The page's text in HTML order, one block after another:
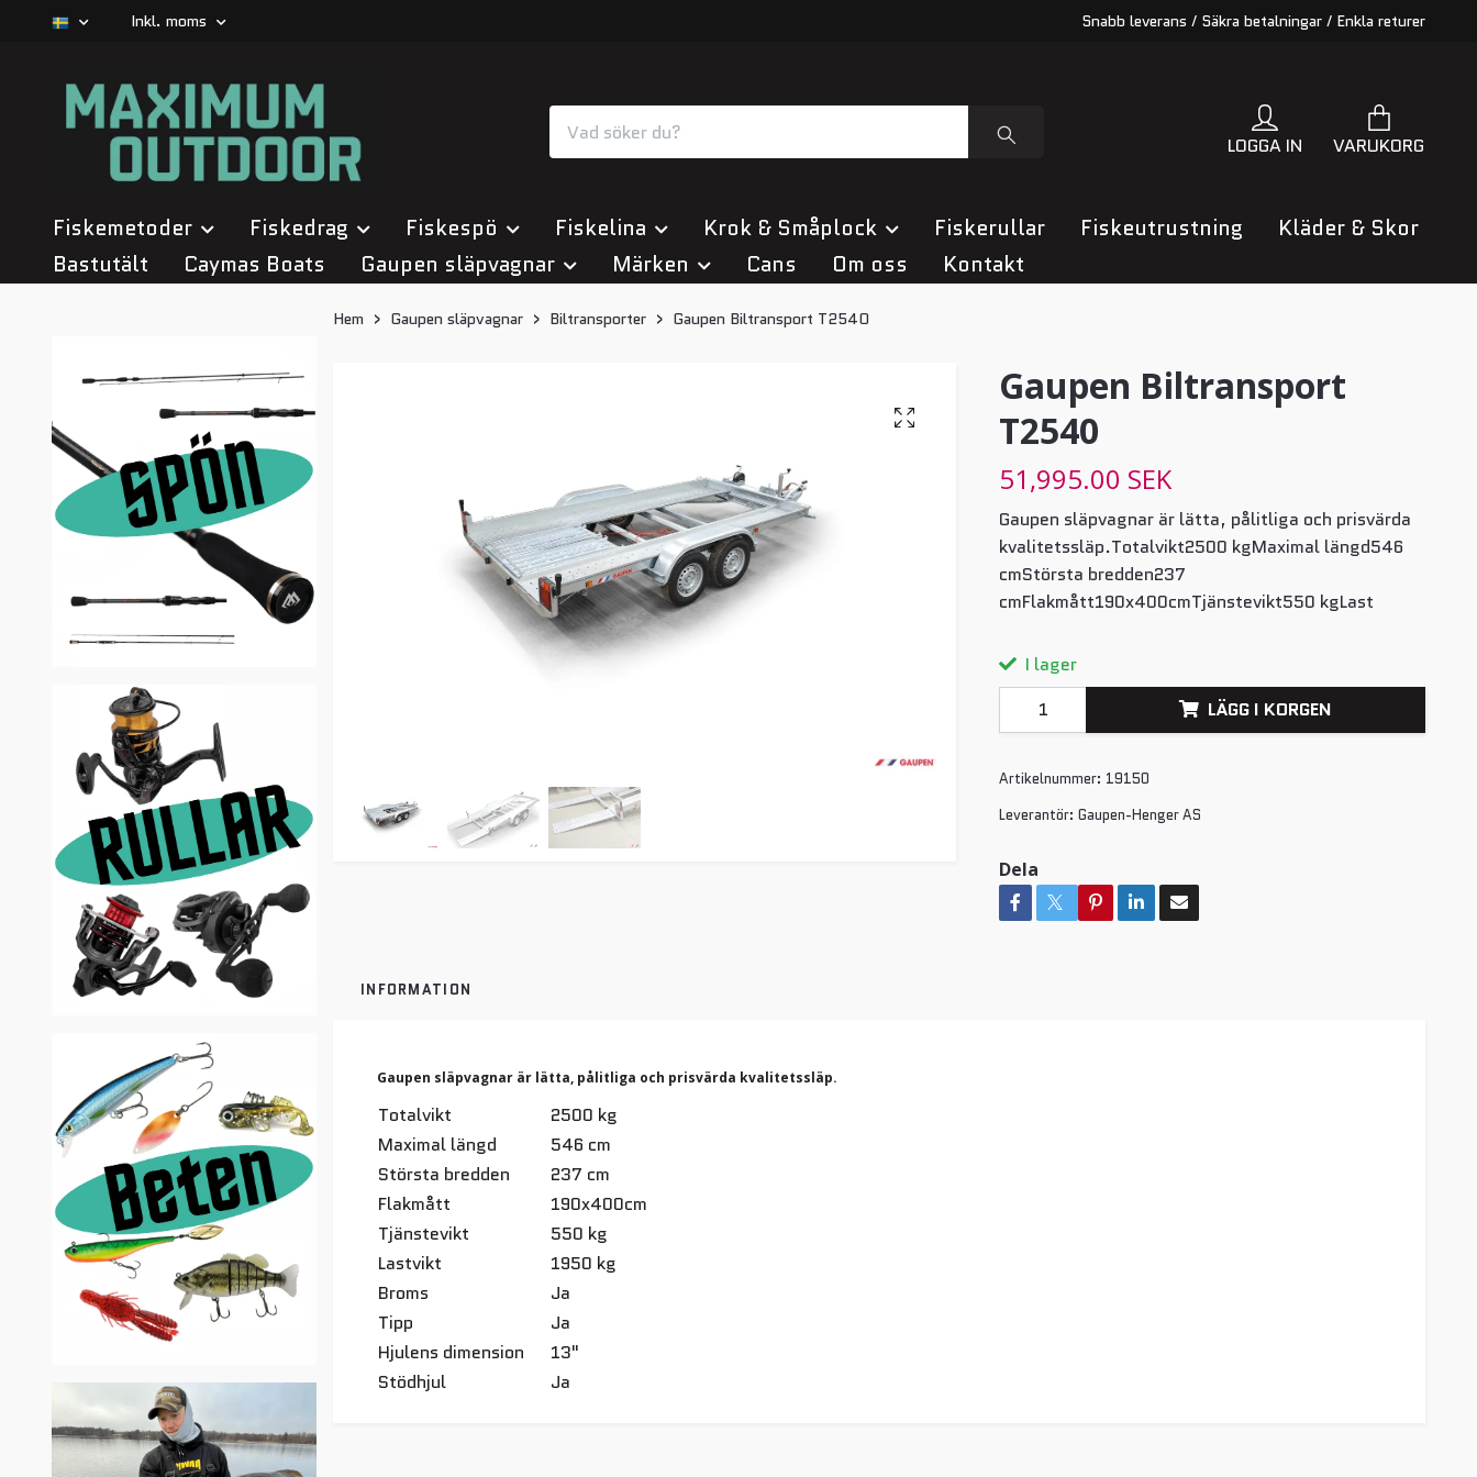
Inkl. moms Snabb leverans / Säkra betalningar / Enkla returer
LOGGA IN VARUKORG
Fiskemetoder Fiskedrag Fiskespö Fiskelina Krok & Småplock Fiskerullar Fiskeutrustning
Kläder & Skor
Bastutält
Caymas Boats Gaupen släpvagnar Märken Cans Om oss Kontakt
Hem Gaupen släpvagnar Biltransporter Gaupen Biltransport T2540
Gaupen Biltransport
T2540
51,995.00 SEK
Gaupen släpvagnar är lätta, pålitliga och prisvärda
kvalitetssläp.Totalvikt2500 kgMaximal längd546
cmStörsta bredden237
cmFlakmått190x400cmTjänstevikt550 kgLast
I lager
LÄGG I KORGEN
Artikelnummer: 19150
Leverantör: Gaupen-Henger AS
Dela
INFORMATION
Gaupen släpvagnar är lätta, pålitliga och prisvärda kvalitetssläp.
Totalvikt
2500 kg
Maximal längd
546 cm
Största bredden
237 cm
Flakmått
190x400cm
Tjänstevikt
550 kg
Lastvikt
1950 kg
Broms
Ja
Tipp
Ja
Hjulens dimension
13"
Stödhjul
Ja